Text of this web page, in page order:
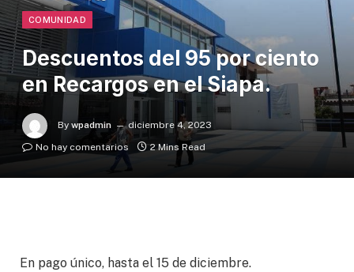
COMUNIDAD
Descuentos del 95 por ciento
en Recargos en el Siapa.
By wpadmin
diciembre 4, 2023
No hay comentarios
2 Mins Read
En pago único, hasta el 15 de diciembre.